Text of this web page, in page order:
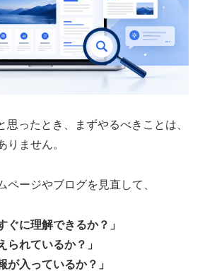
思ったとき、まずやるべきことは、
りません。
ページやブログを見直して、
ぐに理解できるか？」
られているか？」
が入っているか？」